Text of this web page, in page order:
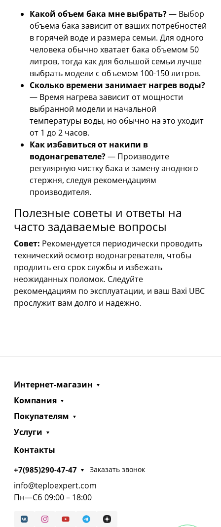
Какой объем бака мне выбрать?— Выбор
объема бака зависит от ваших потребностей
в горячей воде и размера семьи. Для одного
человека обычно хватает бака объемом 50
литров, тогда как для большой семьи лучше
выбрать модели с объемом 100-150 литров.
Сколько времени занимает нагрев воды?
— Время нагрева зависит от мощности
выбранной модели и начальной
температуры воды, но обычно на это уходит
от 1 до 2 часов.
Как избавиться от накипи в
водонагревателе?— Производите
регулярную чистку бака и замену анодного
стержня, следуя рекомендациям
производителя.
Полезные советы и ответы на
часто задаваемые вопросы
Совет: Рекомендуется периодически проводить
технический осмотр водонагревателя, чтобы
продлить его срок службы и избежать
неожиданных поломок. Следуйте
рекомендациям по эксплуатации, и ваш Baxi UBC
прослужит вам долго и надежно.
Интернет-магазин
Компания
Покупателям
Услуги
Контакты
+7(985)290-47-47 Заказать звонок
info@teploexpert.com
Пн—Сб 09:00 – 18:00